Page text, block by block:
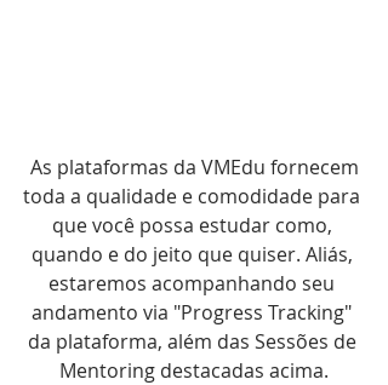
toda a qualidade e comodidade para
que você possa estudar como,
quando e do jeito que quiser. Aliás,
estaremos acompanhando seu
andamento via "Progress Tracking"
da plataforma, além das Sessões de
Mentoring destacadas acima.